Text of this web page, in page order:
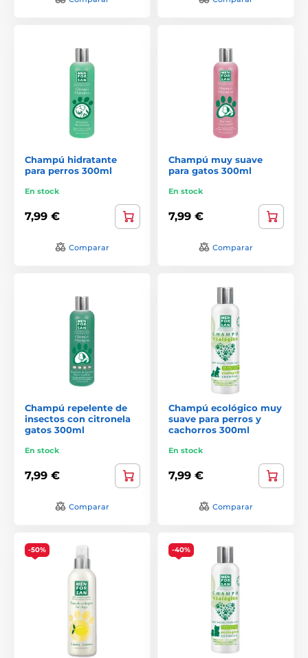
Champú hidratante
para perros 300ml
En stock
7,99 €
Comparar
Champú muy suave
para gatos 300ml
En stock
7,99 €
Comparar
Champú repelente de
insectos con citronela
gatos 300ml
En stock
7,99 €
Comparar
Champú ecológico muy
suave para perros y
cachorros 300ml
En stock
7,99 €
Comparar
-50% -40%